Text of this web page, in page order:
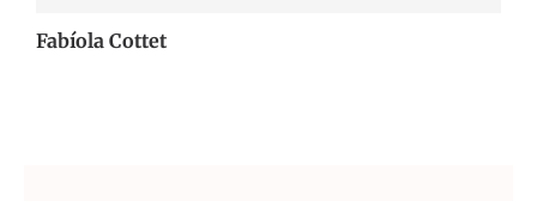
Fabíola Cottet